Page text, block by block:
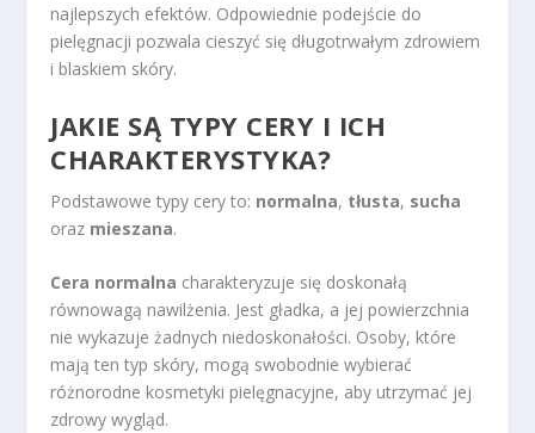
najlepszych efektów. Odpowiednie podejście do
pielęgnacji pozwala cieszyć się długotrwałym zdrowiem
i blaskiem skóry.
JAKIE SĄ TYPY CERY I ICH
CHARAKTERYSTYKA?
Podstawowe typy cery to: normalna, tłusta, sucha
oraz mieszana.
Cera normalna charakteryzuje się doskonałą
równowagą nawilżenia. Jest gładka, a jej powierzchnia
nie wykazuje żadnych niedoskonałości. Osoby, które
mają ten typ skóry, mogą swobodnie wybierać
różnorodne kosmetyki pielęgnacyjne, aby utrzymać jej
zdrowy wygląd.